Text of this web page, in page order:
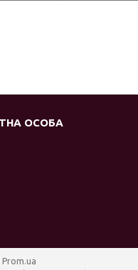
Prom.ua